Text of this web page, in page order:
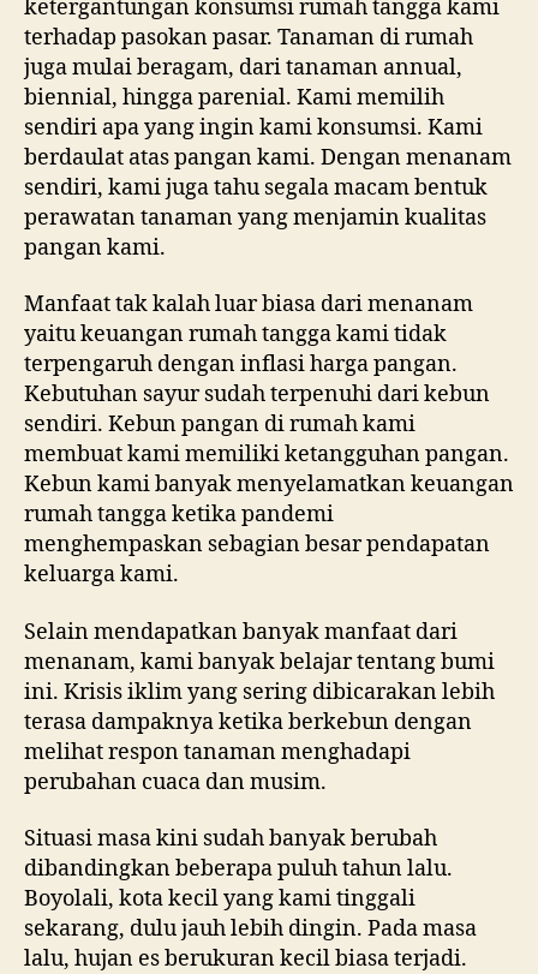
ketergantungan konsumsi rumah tangga kami
terhadap pasokan pasar. Tanaman di rumah
juga mulai beragam, dari tanaman annual,
biennial, hingga parenial. Kami memilih
sendiri apa yang ingin kami konsumsi. Kami
berdaulat atas pangan kami. Dengan menanam
sendiri, kami juga tahu segala macam bentuk
perawatan tanaman yang menjamin kualitas
pangan kami.
Manfaat tak kalah luar biasa dari menanam
yaitu keuangan rumah tangga kami tidak
terpengaruh dengan inflasi harga pangan.
Kebutuhan sayur sudah terpenuhi dari kebun
sendiri. Kebun pangan di rumah kami
membuat kami memiliki ketangguhan pangan.
Kebun kami banyak menyelamatkan keuangan
rumah tangga ketika pandemi
menghempaskan sebagian besar pendapatan
keluarga kami.
Selain mendapatkan banyak manfaat dari
menanam, kami banyak belajar tentang bumi
ini. Krisis iklim yang sering dibicarakan lebih
terasa dampaknya ketika berkebun dengan
melihat respon tanaman menghadapi
perubahan cuaca dan musim.
Situasi masa kini sudah banyak berubah
dibandingkan beberapa puluh tahun lalu.
Boyolali, kota kecil yang kami tinggali
sekarang, dulu jauh lebih dingin. Pada masa
lalu, hujan es berukuran kecil biasa terjadi.